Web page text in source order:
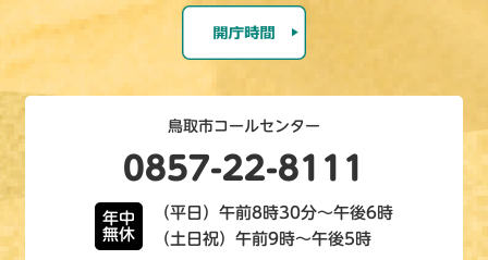
鳥取市コールセンター
0857-22-8111
年中
無休
（平日）午前8時30分～午後6時
（土日祝）午前9時～午後5時